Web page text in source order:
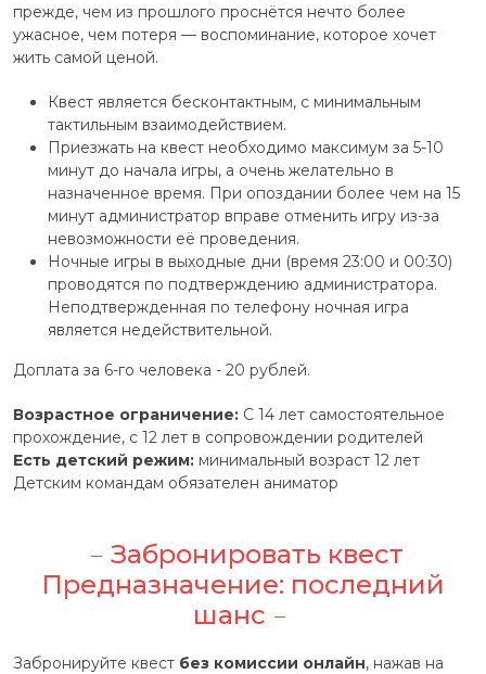
прежде, чем из прошлого проснётся нечто более
ужасное, чем потеря — воспоминание, которое хочет
жить самой ценой.
Квест является бесконтактным, с минимальным
тактильным взаимодействием.
Приезжать на квест необходимо максимум за 5-10
минут до начала игры, а очень желательно в
назначенное время. При опоздании более чем на 15
минут администратор вправе отменить игру из-за
невозможности её проведения.
Ночные игры в выходные дни (время 23:00 и 00:30)
проводятся по подтверждению администратора.
Неподтвержденная по телефону ночная игра
является недействительной.
Доплата за 6-го человека - 20 рублей.
Возрастное ограничение: С 14 лет самостоятельное
прохождение, с 12 лет в сопровождении родителей
Есть детский режим: минимальный возраст 12 лет
Детским командам обязателен аниматор
Забронировать квест
Предназначение: последний
шанс
Забронируйте квест без комиссии онлайн, нажав на